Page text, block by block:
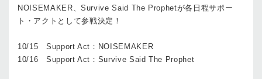
NOISEMAKER、Survive Said The Prophetが各日程サポー
ト・アクトとして参戦決定！
10/15 Support Act：NOISEMAKER
10/16 Support Act：Survive Said The Prophet